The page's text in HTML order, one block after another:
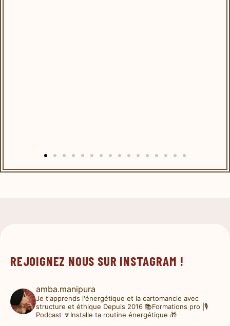
REJOIGNEZ NOUS SUR INSTAGRAM !
amba.manipura
Je t'apprends l'énergétique et la cartomancie avec
structure et éthique Depuis 2016 📚Formations pro |🎙️
Podcast 🔽Installe ta routine énergétique 🎁